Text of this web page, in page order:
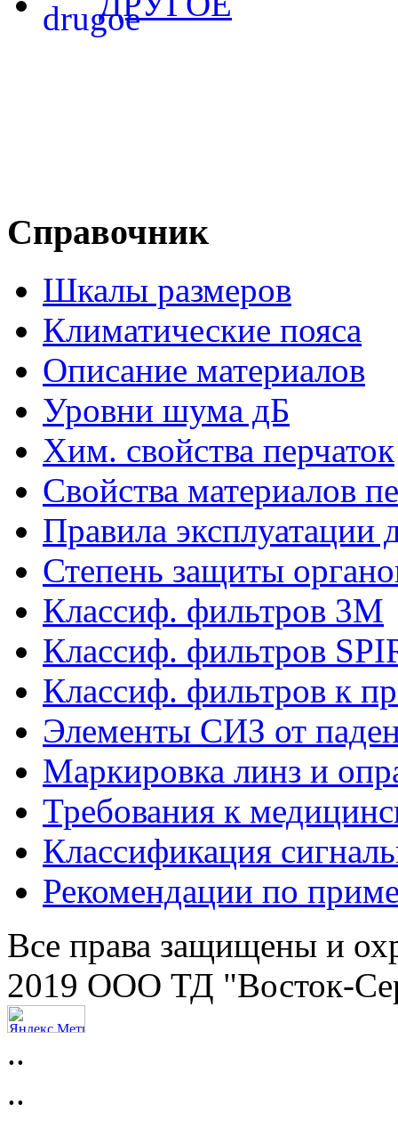
Справочник
Шкалы размеров
Климатические пояса
Описание материалов
Уровни шума дБ
Хим. свойства перчаток
Свойства материалов
Правила эксплуатации
Степень защиты
Классиф. фильтров 3М
Классиф. фильтров
Классиф. фильтров к
Элементы СИЗ от
Маркировка линз и
Требования к
Классификация
Рекомендации по
Все права защищены и
2019 ООО ТД "Восток-
..
..